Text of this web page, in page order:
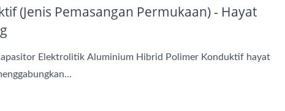
(Jenis Pemasangan Permukaan) - Hayat
Elektrolitik Aluminium Hibrid Polimer Konduktif hayat